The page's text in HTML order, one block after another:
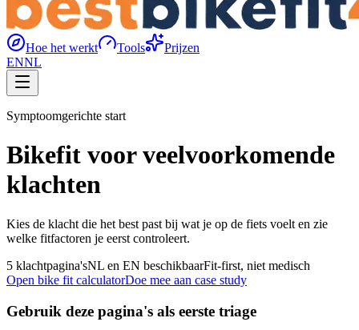
Hoe het werkt Tools
Prijzen
ENNL
Symptoomgerichte start
Bikefit voor veelvoorkomende
klachten
Kies de klacht die het best past bij wat je op de fiets voelt en zie
welke fitfactoren je eerst controleert.
5 klachtpagina'sNL en EN beschikbaarFit-first, niet medisch
Open bike fit calculatorDoe mee aan case study
Gebruik deze pagina's als eerste triage